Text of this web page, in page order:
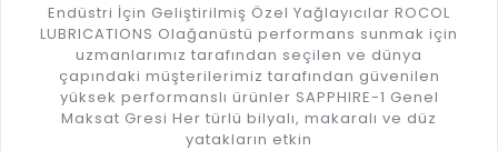
Endüstri İçin Geliştirilmiş Özel Yağlayıcılar ROCOL
LUBRICATIONS Olağanüstü performans sunmak için
uzmanlarımız tarafından seçilen ve dünya
çapındaki müşterilerimiz tarafından güvenilen
yüksek performanslı ürünler SAPPHIRE-1 Genel
Maksat Gresi Her türlü bilyalı, makaralı ve düz
yatakların etkin